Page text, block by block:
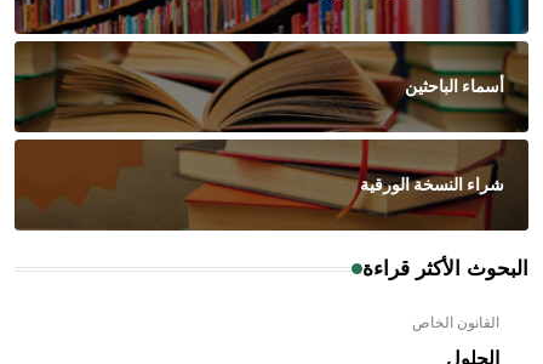
أسماء الباحثين
شراء النسخة الورقية
البحوث الأكثر قراءة
القانون الخاص